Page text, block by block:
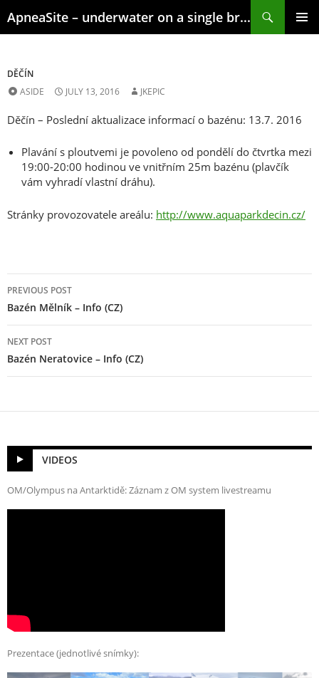
to
ApneaSite – underwater on a single breath
DĚČÍN
ASIDE
JULY 13, 2016 JKEPIC
Děčín – Poslední aktualizace informací o bazénu: 13.7. 2016
Plavání s ploutvemi je povoleno od pondělí do čtvrtka mezi
19:00-20:00 hodinou ve vnitřním 25m bazénu (plavčík
vám vyhradí vlastní dráhu).
Stránky provozovatele areálu: http://www.aquaparkdecin.cz/
navigation
PREVIOUS POST
Bazén Mělník – Info (CZ)
NEXT POST
Bazén Neratovice – Info (CZ)
VIDEOS
OM/Olympus na Antarktidě: Záznam z OM system livestreamu
Prezentace (jednotlivé snímky):